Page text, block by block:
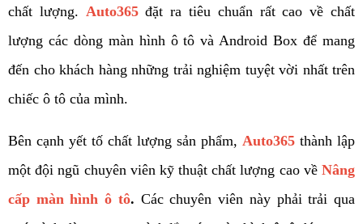
chất lượng. Auto365 đặt ra tiêu chuẩn rất cao về chất
lượng các dòng màn hình ô tô và Android Box để mang
đến cho khách hàng những trải nghiệm tuyệt vời nhất trên
chiếc ô tô của mình.
Bên cạnh yết tố chất lượng sản phẩm, Auto365 thành lập
một đội ngũ chuyên viên kỹ thuật chất lượng cao về Nâng
cấp màn hình ô tô. Các chuyên viên này phải trải qua